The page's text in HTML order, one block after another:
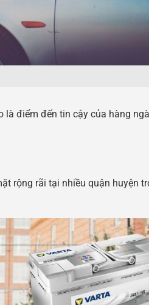
là điểm đến tin cậy của hàng
rộng rãi tại nhiều quận huyện